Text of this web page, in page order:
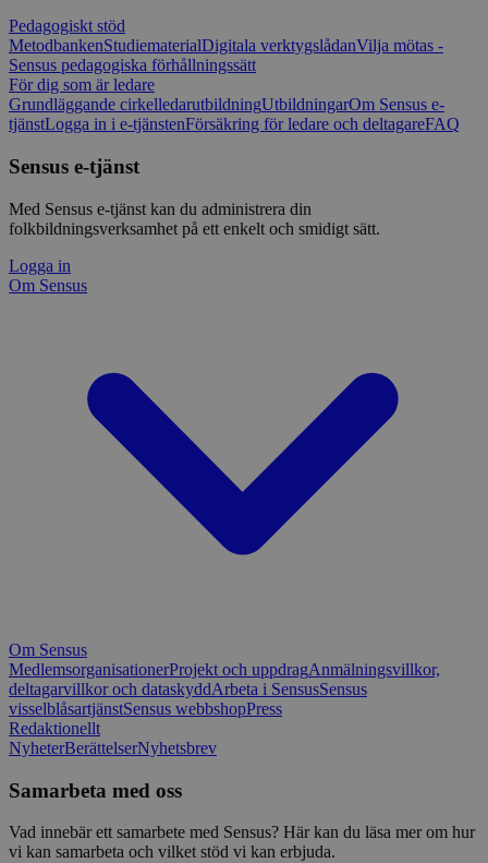
Pedagogiskt stöd
MetodbankenStudiematerialDigitala verktygslådanVilja mötas -
Sensus pedagogiska förhållningssätt
För dig som är ledare
Grundläggande cirkelledarutbildningUtbildningarOm Sensus e-
tjänstLogga in i e-tjänstenFörsäkring för ledare och deltagareFAQ
Sensus e-tjänst
Med Sensus e-tjänst kan du administrera din
folkbildningsverksamhet på ett enkelt och smidigt sätt.
Logga in
Om Sensus
Om Sensus
MedlemsorganisationerProjekt och uppdragAnmälningsvillkor,
deltagarvillkor och dataskyddArbeta i SensusSensus
visselblåsartjänstSensus webbshopPress
Redaktionellt
NyheterBerättelserNyhetsbrev
Samarbeta med oss
Vad innebär ett samarbete med Sensus? Här kan du läsa mer om hur
vi kan samarbeta och vilket stöd vi kan erbjuda.